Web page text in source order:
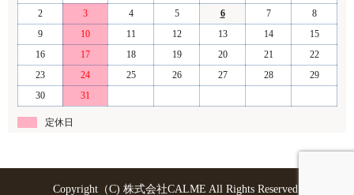
2
3 4 5 6 7
8
9
10 11 12 13 14
15
16
17 18 19 20 21
22
23
24 25 26 27 28
29
30
31
定休日
Copyright（C) 株式会社CALME All Rights Reserved.